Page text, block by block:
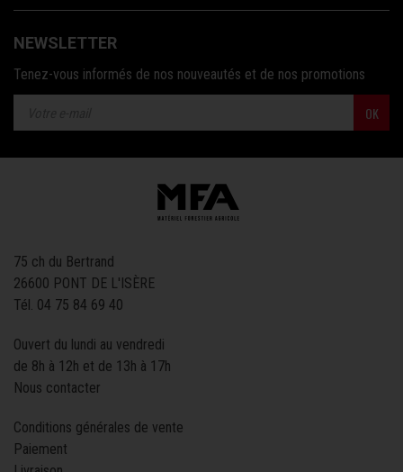
NEWSLETTER
Tenez-vous informés de nos nouveautés et de nos promotions
OK
75 ch du Bertrand
26600 PONT DE L'ISÈRE
Tél. 04 75 84 69 40
Ouvert du lundi au vendredi
de 8h à 12h et de 13h à 17h
Nous contacter
Conditions générales de vente
Paiement